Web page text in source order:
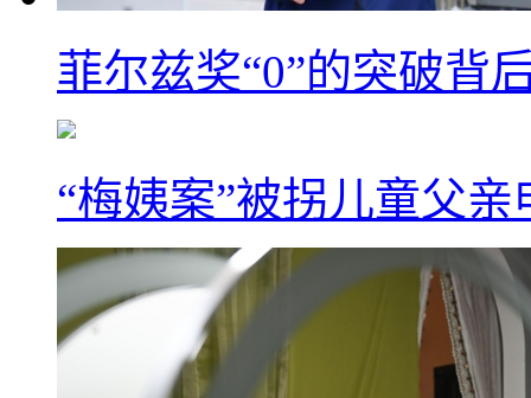
菲尔兹奖“0”的突破背
“梅姨案”被拐儿童父